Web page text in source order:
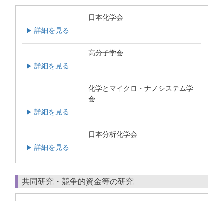
日本化学会
▶ 詳細を見る
高分子学会
▶ 詳細を見る
化学とマイクロ・ナノシステム学
会
▶ 詳細を見る
日本分析化学会
▶ 詳細を見る
共同研究・競争的資金等の研究